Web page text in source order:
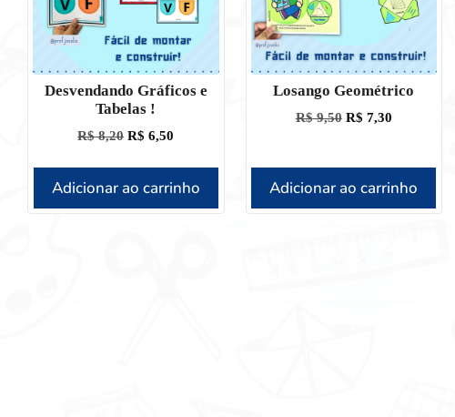
Desvendando Gráficos e
Tabelas !
R$8,20 R$ 6,50
Adicionar ao carrinho
Losango Geométrico
R$9,50 R$ 7,30
Adicionar ao carrinho